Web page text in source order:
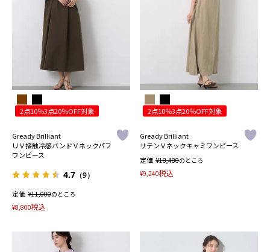
2点10％3点20％OFF対象
Gready Brilliant
ＵＶ接触冷感バンドＶネックパフ
ワンピース
4.7 （9）
定価 ¥11,000のところ
¥8,800税込
2点10％3点20％OFF対象
Gready Brilliant
サテンＶネックキャミワンピース
定価 ¥18,480のところ
¥9,240税込